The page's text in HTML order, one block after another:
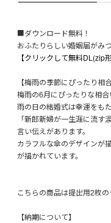
■ダウンロード無料！
おふたりらしい婚姻届がみ
【クリックして無料DL(zip形
【梅雨の季節にぴったり相
梅雨の6月にぴったりな相合
雨の日の結婚式は幸運をも
「新郎新婦が一生涯に流
言い伝えがあります。
カラフルな傘のデザインが
が描かれています。
こちらの商品は提出用2枚の
【納期について】